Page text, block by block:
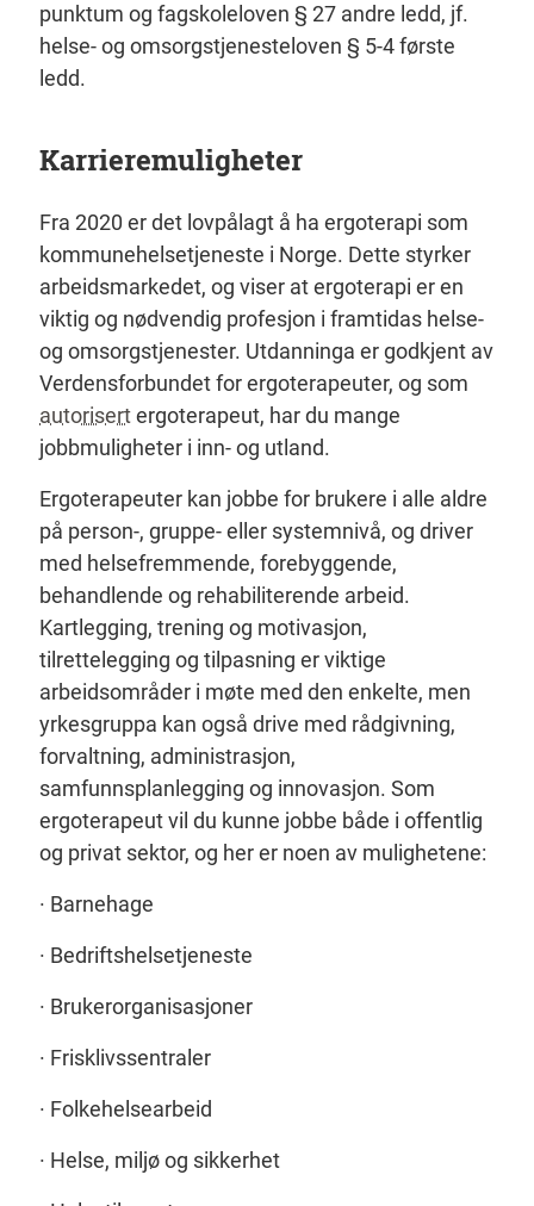
punktum og fagskoleloven § 27 andre ledd, jf.
helse- og omsorgstjenesteloven § 5-4 første
ledd.
Karrieremuligheter
Fra 2020 er det lovpålagt å ha ergoterapi som
kommunehelsetjeneste i Norge. Dette styrker
arbeidsmarkedet, og viser at ergoterapi er en
viktig og nødvendig profesjon i framtidas helse-
og omsorgstjenester. Utdanninga er godkjent av
Verdensforbundet for ergoterapeuter, og som
autorisertergoterapeut, har du mange
jobbmuligheter i inn- og utland.
Ergoterapeuter kan jobbe for brukere i alle aldre
på person-, gruppe- eller systemnivå, og driver
med helsefremmende, forebyggende,
behandlende og rehabiliterende arbeid.
Kartlegging, trening og motivasjon,
tilrettelegging og tilpasning er viktige
arbeidsområder i møte med den enkelte, men
yrkesgruppa kan også drive med rådgivning,
forvaltning, administrasjon,
samfunnsplanlegging og innovasjon. Som
ergoterapeut vil du kunne jobbe både i offentlig
og privat sektor, og her er noen av mulighetene:
· Barnehage
· Bedriftshelsetjeneste
· Brukerorganisasjoner
· Frisklivssentraler
· Folkehelsearbeid
· Helse, miljø og sikkerhet